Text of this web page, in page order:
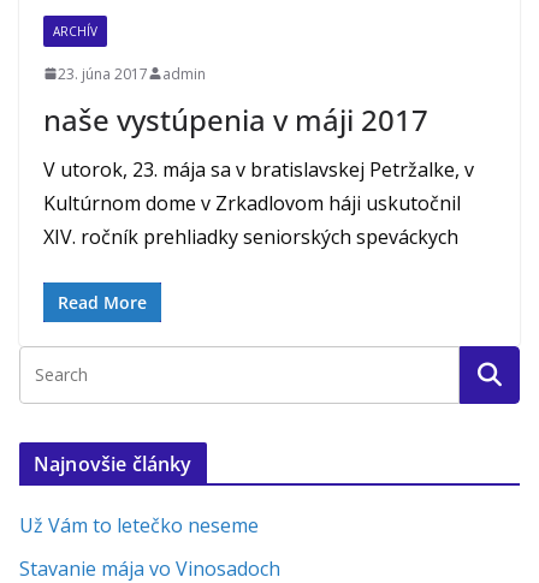
ARCHÍV
23. júna 2017 admin
naše vystúpenia v máji 2017
V utorok, 23. mája sa v bratislavskej Petržalke, v
Kultúrnom dome v Zrkadlovom háji uskutočnil
XIV. ročník prehliadky seniorských speváckych
Read More
Najnovšie články
Už Vám to letečko neseme
Stavanie mája vo Vinosadoch